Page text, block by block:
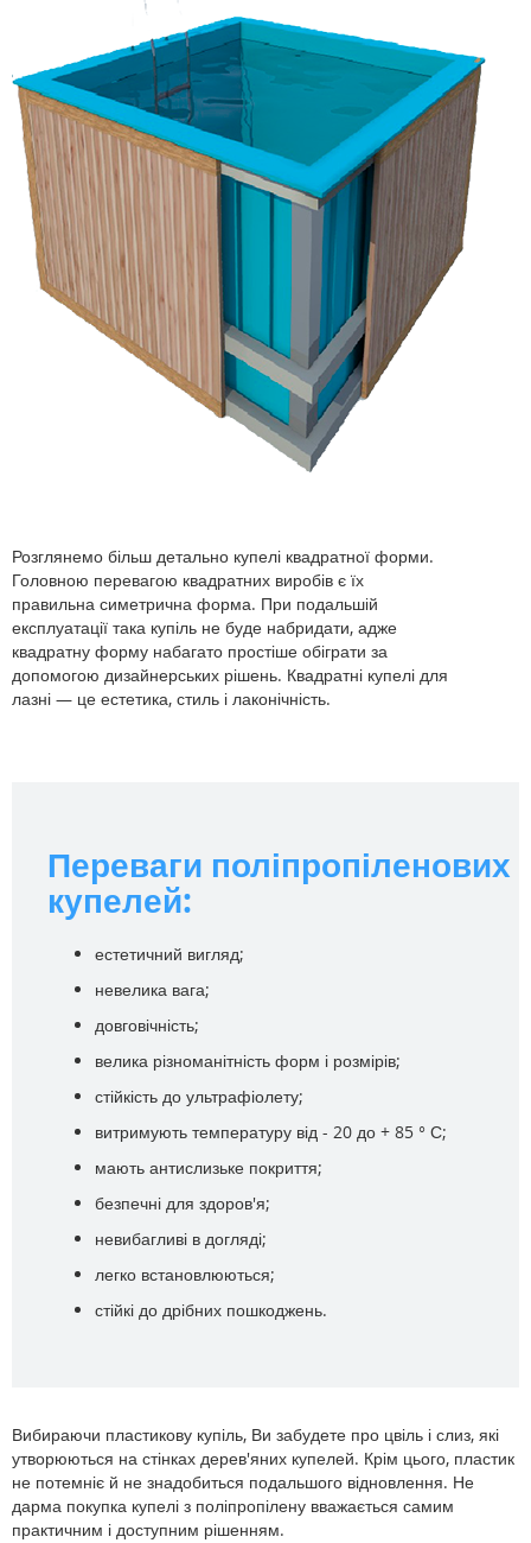
Розглянемо більш детально купелі квадратної форми.
Головною перевагою квадратних виробів є їх
правильна симетрична форма. При подальшій
експлуатації така купіль не буде набридати, адже
квадратну форму набагато простіше обіграти за
допомогою дизайнерських рішень. Квадратні купелі для
лазні — це естетика, стиль і лаконічність.
Переваги поліпропіленових
купелей:
естетичний вигляд;
невелика вага;
довговічність;
велика різноманітність форм і розмірів;
стійкість до ультрафіолету;
витримують температуру від - 20 до + 85 ° С;
мають антислизьке покриття;
безпечні для здоров'я;
невибагливі в догляді;
легко встановлюються;
стійкі до дрібних пошкоджень.
Вибираючи пластикову купіль, Ви забудете про цвіль і слиз, які
утворюються на стінках дерев'яних купелей. Крім цього, пластик
не потемніє й не знадобиться подальшого відновлення. Не
дарма покупка купелі з поліпропілену вважається самим
практичним і доступним рішенням.